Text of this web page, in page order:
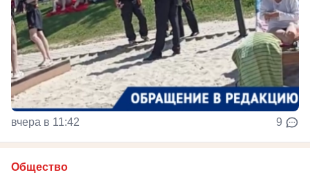
вчера в 11:42 9
Общество